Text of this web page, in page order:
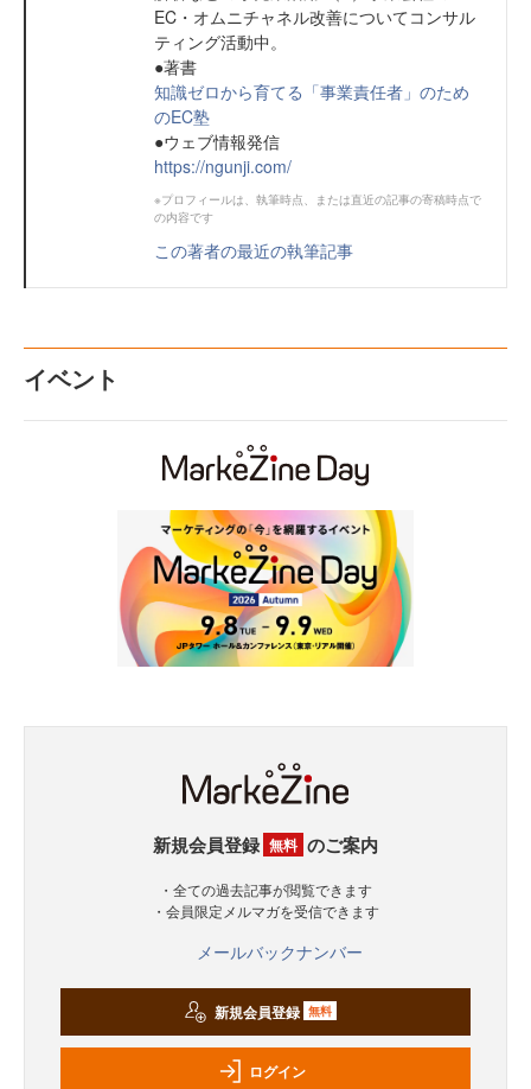
EC・オムニチャネル改善についてコンサル
ティング活動中。
●著書
知識ゼロから育てる「事業責任者」のため
のEC塾
●ウェブ情報発信
https://ngunji.com/
※プロフィールは、執筆時点、または直近の記事の寄稿時点で
の内容です
この著者の最近の執筆記事
イベント
新規会員登録 無料 のご案内
・全ての過去記事が閲覧できます
・会員限定メルマガを受信できます
メールバックナンバー
新規会員登録 無料
ログイン